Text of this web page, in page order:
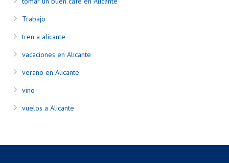
Trabajo
tren a alicante
vacaciones en Alicante
verano en Alicante
vino
vuelos a Alicante